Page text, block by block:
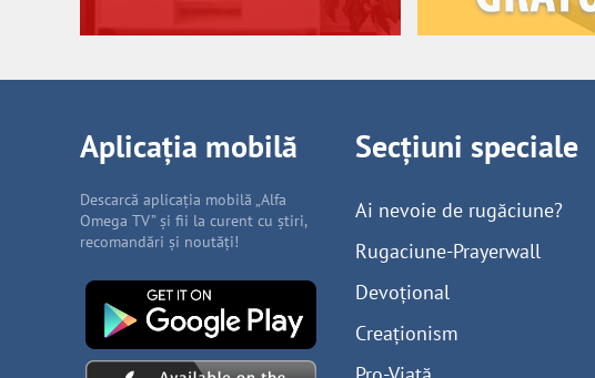
Aplicația mobilă
Descarcă aplicația mobilă „Alfa
Omega TV” și fii la curent cu știri,
recomandări și noutăți!
Secțiuni speciale
Ai nevoie de rugăciune?
Rugaciune-Prayerwall
Devoțional
Creaționism